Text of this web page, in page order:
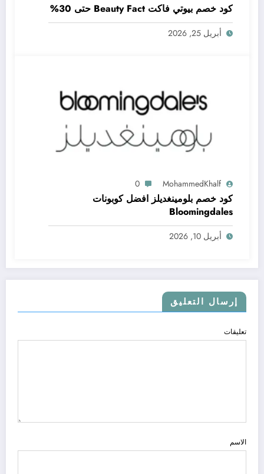
كود خصم بيوتي فاكت Beauty Fact حتى 30%
أبريل 25, 2026
MohammedKhalf
0
كود خصم بلومينغديلز افضل كوبونات
Bloomingdales
أبريل 10, 2026
إرسال التعليق
تعليقات
الاسم